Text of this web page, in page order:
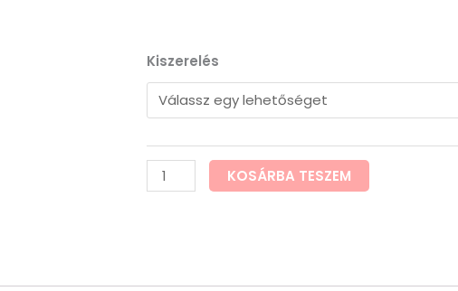
Kiszerelés
Kamagra
Pezsgőtabletta
mennyiség
KOSÁRBA TESZEM